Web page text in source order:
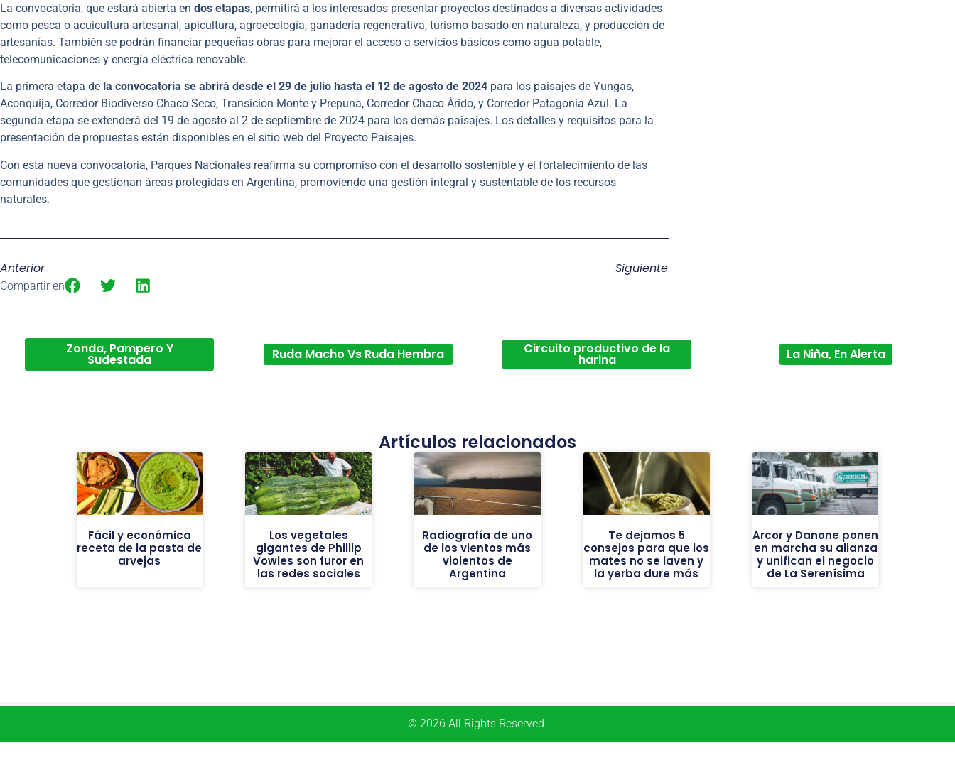
La convocatoria, que estará abierta en dos etapas, permitirá a los interesados presentar proyectos destinados a diversas actividades
como pesca o acuicultura artesanal, apicultura, agroecología, ganadería regenerativa, turismo basado en naturaleza, y producción de
artesanías. También se podrán financiar pequeñas obras para mejorar el acceso a servicios básicos como agua potable,
telecomunicaciones y energía eléctrica renovable.
La primera etapa de la convocatoria se abrirá desde el 29 de julio hasta el 12 de agosto de 2024 para los paisajes de Yungas,
Aconquija, Corredor Biodiverso Chaco Seco, Transición Monte y Prepuna, Corredor Chaco Árido, y Corredor Patagonia Azul. La
segunda etapa se extenderá del 19 de agosto al 2 de septiembre de 2024 para los demás paisajes. Los detalles y requisitos para la
presentación de propuestas están disponibles en el sitio web del Proyecto Paisajes.
Con esta nueva convocatoria, Parques Nacionales reafirma su compromiso con el desarrollo sostenible y el fortalecimiento de las
comunidades que gestionan áreas protegidas en Argentina, promoviendo una gestión integral y sustentable de los recursos
naturales.
Anterior Siguiente
Compartir en
Zonda, Pampero Y
Sudestada Ruda Macho Vs Ruda Hembra Circuito productivo de la
harina La Niña, En Alerta
Artículos relacionados
Fácil y económica
receta de la pasta de
arvejas
Los vegetales
gigantes de Phillip
Vowles son furor en
las redes sociales
Radiografía de uno
de los vientos más
violentos de
Argentina
Te dejamos 5
consejos para que los
mates no se laven y
la yerba dure más
Arcor y Danone ponen
en marcha su alianza
y unifican el negocio
de La Serenísima
© 2026 All Rights Reserved.